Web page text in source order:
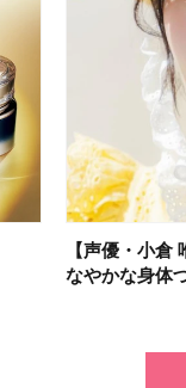
【声優・小倉
なやかな身体